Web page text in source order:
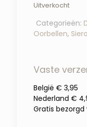
Uitverkocht
Categorieën:
Oorbellen,
Vaste
België € 3,95
Nederland €
Gratis